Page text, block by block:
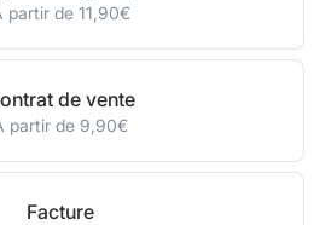
partir de 11,90€
de vente
partir de 9,90€
Facture